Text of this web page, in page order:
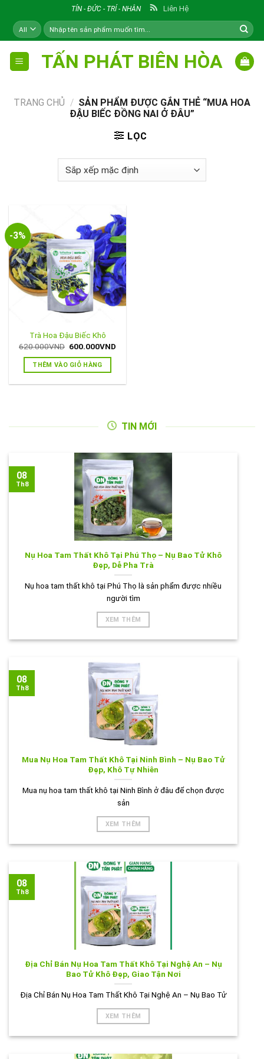
content
TÍN - ĐỨC - TRÍ - NHÂN Liên Hệ
Tìm
kiếm:
TẤN PHÁT BIÊN HÒA
TRANG CHỦ / SẢN PHẨM ĐƯỢC GẮN THẺ “MUA HOA
ĐẬU BIẾC ĐỒNG NAI Ở ĐÂU”
LỌC
-3%
Trà Hoa Đậu Biếc Khô
620.000VND Giá
là:
620.000VND.
600.000VND
THÊM VÀO GIỎ HÀNG
TIN MỚI
Nụ Hoa Tam Thất Khô Tại Phú Thọ – Nụ Bao Tử Khô
Đẹp, Dễ Pha Trà
Nụ hoa tam thất khô tại Phú Thọ là sản phẩm được nhiều
người tìm
XEM THÊM
08
Th8
Mua Nụ Hoa Tam Thất Khô Tại Ninh Bình – Nụ Bao Tử
Đẹp, Khô Tự Nhiên
Mua nụ hoa tam thất khô tại Ninh Bình ở đâu để chọn được
sản
XEM THÊM
08
Th8
Địa Chỉ Bán Nụ Hoa Tam Thất Khô Tại Nghệ An – Nụ
Bao Tử Khô Đẹp, Giao Tận Nơi
Địa Chỉ Bán Nụ Hoa Tam Thất Khô Tại Nghệ An – Nụ Bao Tử
XEM THÊM
08
Th8